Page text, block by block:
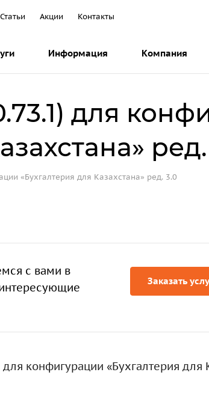
Статьи Акции Контакты
Информация Компания
для
«Бухгалтерия для Казахстана» ред. 3.0
с вами в
Заказать
конфигурации «Бухгалтерия для